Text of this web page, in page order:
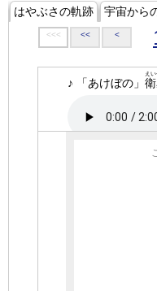
はやぶさの軌跡 宇宙から
<<< << <
♪ 「あけぼの」
え